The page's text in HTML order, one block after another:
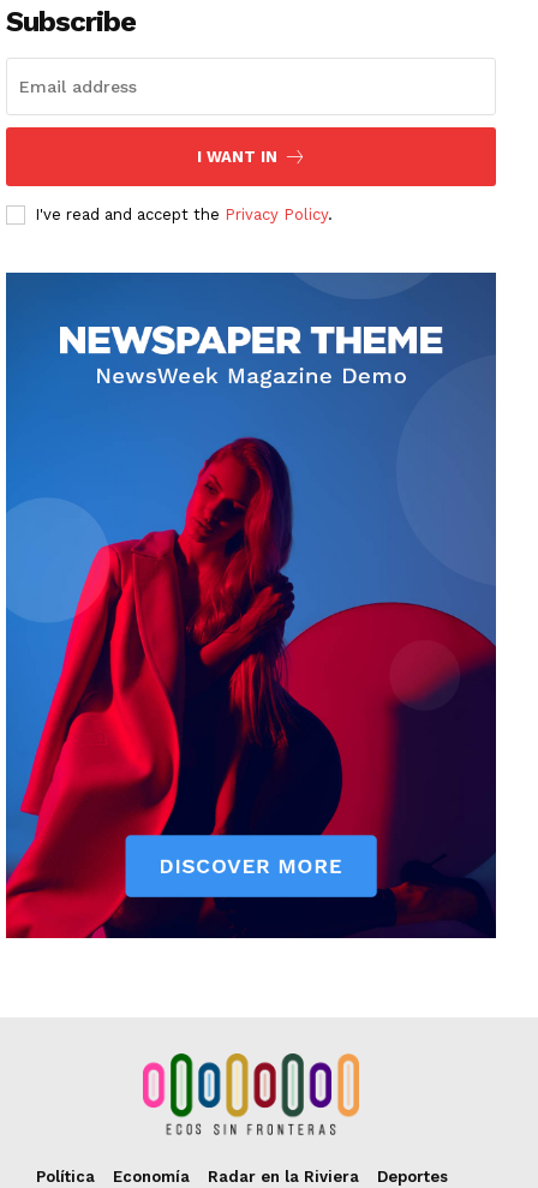
Subscribe
I WANT IN
I've read and accept the Privacy Policy.
Política Economía Radar en la Riviera
Deportes